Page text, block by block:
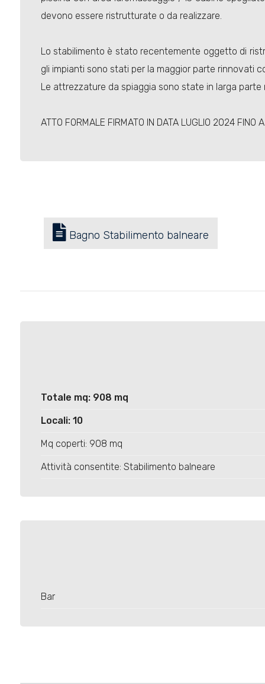
devono essere ristrutturate o da realizzare.
Lo stabilimento è stato recentemente oggetto di
gli impianti sono stati per la maggior parte rinnovati
Le attrezzature da spiaggia sono state in larga parte
ATTO FORMALE FIRMATO IN DATA LUGLIO 2024
Bagno Stabilimento balneare
Totale mq: 908 mq
Locali: 10
Mq coperti: 908 mq
Attività consentite: Stabilimento balneare
Bar